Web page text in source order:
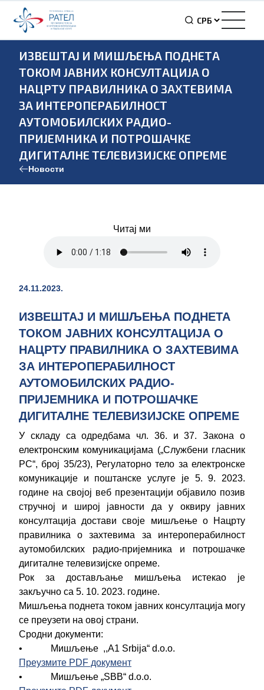
ИЗВЕШТАЈ И МИШЉЕЊА ПОДНЕТА
ТОКОМ ЈАВНИХ КОНСУЛТАЦИЈА О
НАЦРТУ ПРАВИЛНИКА О ЗАХТЕВИМА
ЗА ИНТЕРОПЕРАБИЛНОСТ
АУТОМОБИЛСКИХ РАДИО-
ПРИЈЕМНИКА И ПОТРОШАЧКЕ
ДИГИТАЛНЕ ТЕЛЕВИЗИЈСКЕ ОПРЕМЕ
Новости
Читај ми
24.11.2023.
ИЗВЕШТАЈ И МИШЉЕЊА ПОДНЕТА
ТОКОМ ЈАВНИХ КОНСУЛТАЦИЈА О
НАЦРТУ ПРАВИЛНИКА О ЗАХТЕВИМА
ЗА ИНТЕРОПЕРАБИЛНОСТ
АУТОМОБИЛСКИХ РАДИО-
ПРИЈЕМНИКА И ПОТРОШАЧКЕ
ДИГИТАЛНЕ ТЕЛЕВИЗИЈСКЕ ОПРЕМЕ
У складу са одредбама чл. 36. и 37. Закона о
електронским комуникацијама („Службени гласник
РС“, број 35/23), Регулаторно тело за електронске
комуникације и поштанске услуге је 5. 9. 2023.
године на својој веб презентацији објавило позив
стручној и широј јавности да у оквиру јавних
консултација достави своје мишљење о Нацрту
правилника о захтевима за интероперабилност
аутомобилских радио-пријемника и потрошачке
дигиталне телевизијске опреме.
Рок за достављање мишљења истекао је
закључно са 5. 10. 2023. године.
Мишљења поднета током јавних консултација могу
се преузети на овој страни.
Сродни документи:
• Мишљење ,,A1 Srbija“ d.o.o.
Преузмите PDF документ
• Мишљење „SBB“ d.o.o.